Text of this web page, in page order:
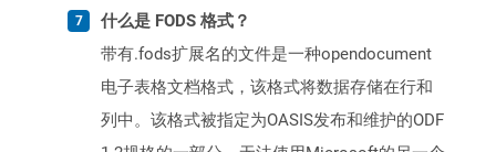
什么是 FODS 格式？
带有.fods扩展名的文件是一种opendocument
电子表格文档格式，该格式将数据存储在行和
列中。该格式被指定为OASIS发布和维护的ODF